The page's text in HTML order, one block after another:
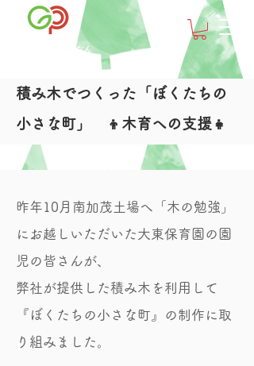
グリーンパワーうんなん
積み木でつくった「ぼくたちの
小さな町」 👦木育への支援👧
昨年10月南加茂土場へ「木の勉強」
にお越しいただいた大東保育園の園
児の皆さんが、
弊社が提供した積み木を利用して
『ぼくたちの小さな町』の制作に取
り組みました。